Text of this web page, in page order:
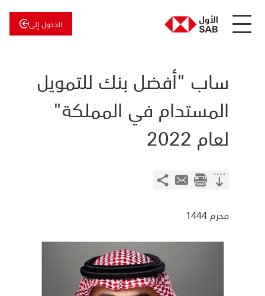
الدخول إلى
للاستثمار
ساب "أفضل بنك للتمويل
المستدام في المملكة"
لعام 2022
محرم 1444